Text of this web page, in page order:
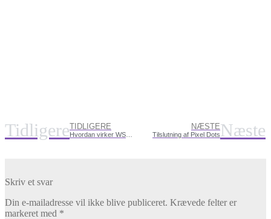
TidligereTIDLIGERE NÆSTE
Tilslutning af Pixel DotsNæste
Skriv et svar
Din e-mailadresse vil ikke blive publiceret. Krævede felter er
markeret med *